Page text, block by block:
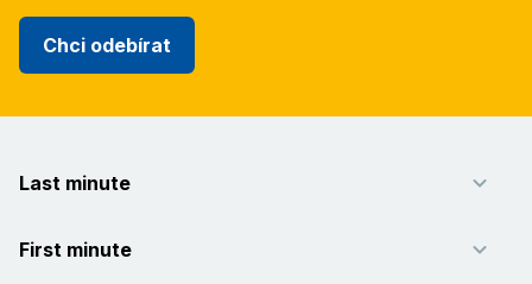
Chci odebírat
Last minute
First minute